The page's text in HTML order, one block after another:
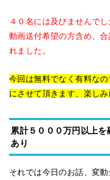
４０名には及びませんで
動画送付希望の方含め、
れました。
今回は無料でなく有料な
にさせて頂きます、楽し
累計５０００万円以上
あり
それでは今日のお話、変